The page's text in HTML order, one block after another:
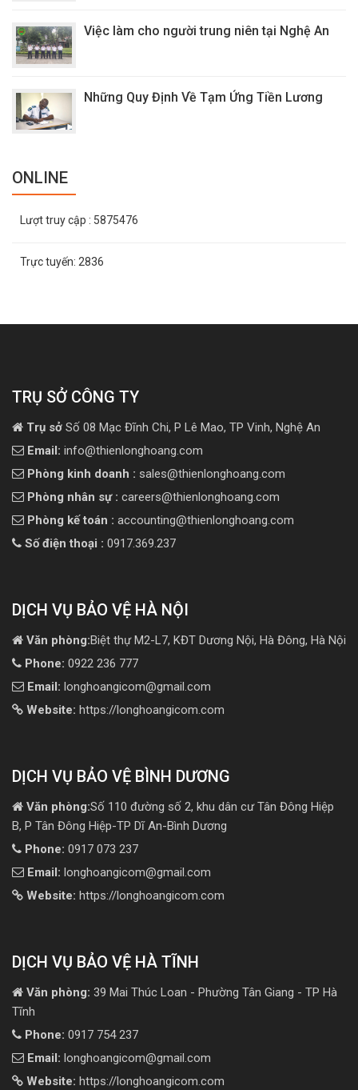
Việc làm cho người trung niên tại Nghệ An
Những Quy Định Về Tạm Ứng Tiền Lương
ONLINE
Lượt truy cập : 5875476
Trực tuyến: 2836
TRỤ SỞ CÔNG TY
Trụ sở Số 08 Mạc Đĩnh Chi, P Lê Mao, TP Vinh, Nghệ An
Email: info@thienlonghoang.com
Phòng kinh doanh : sales@thienlonghoang.com
Phòng nhân sự : careers@thienlonghoang.com
Phòng kế toán : accounting@thienlonghoang.com
Số điện thoại : 0917.369.237
DỊCH VỤ BẢO VỆ HÀ NỘI
Văn phòng:Biệt thự M2-L7, KĐT Dương Nội, Hà Đông, Hà Nội
Phone: 0922 236 777
Email: longhoangicom@gmail.com
Website: https://longhoangicom.com
DỊCH VỤ BẢO VỆ BÌNH DƯƠNG
Văn phòng:Số 110 đường số 2, khu dân cư Tân Đông Hiệp
B, P Tân Đông Hiệp-TP Dĩ An-Bình Dương
Phone: 0917 073 237
Email: longhoangicom@gmail.com
Website: https://longhoangicom.com
DỊCH VỤ BẢO VỆ HÀ TĨNH
Văn phòng: 39 Mai Thúc Loan - Phường Tân Giang - TP Hà
Tĩnh
Phone: 0917 754 237
Email: longhoangicom@gmail.com
Website: https://longhoangicom.com